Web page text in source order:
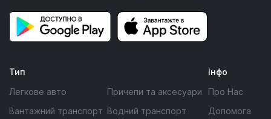
Тип
Легкове авто
Вантажний транспорт
Причепи та аксесуари
Водний транспорт
Інфо
Про Нас
Допомога